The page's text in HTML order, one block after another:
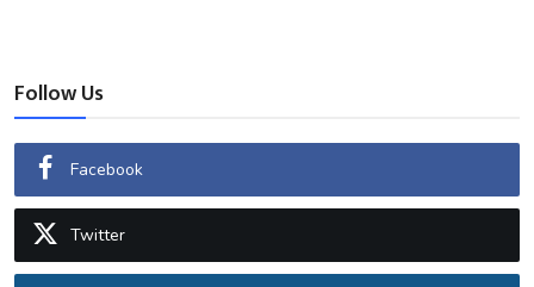
उपन्यास
सिनेमा
शायरी
ग़ज़ल
Follow Us
Facebook
Twitter